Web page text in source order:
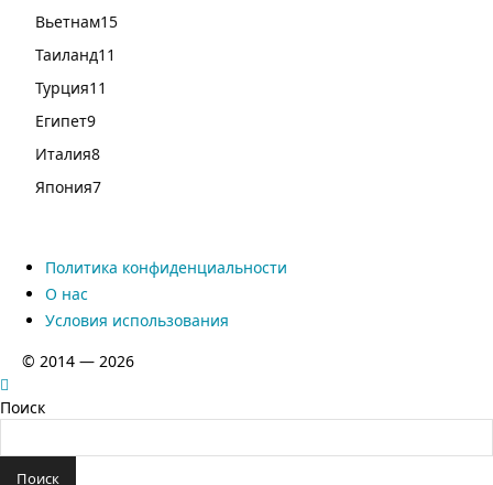
Вьетнам15
Таиланд11
Турция11
Египет9
Италия8
Япония7
Политика конфиденциальности
О нас
Условия использования
© 2014 — 2026
Поиск